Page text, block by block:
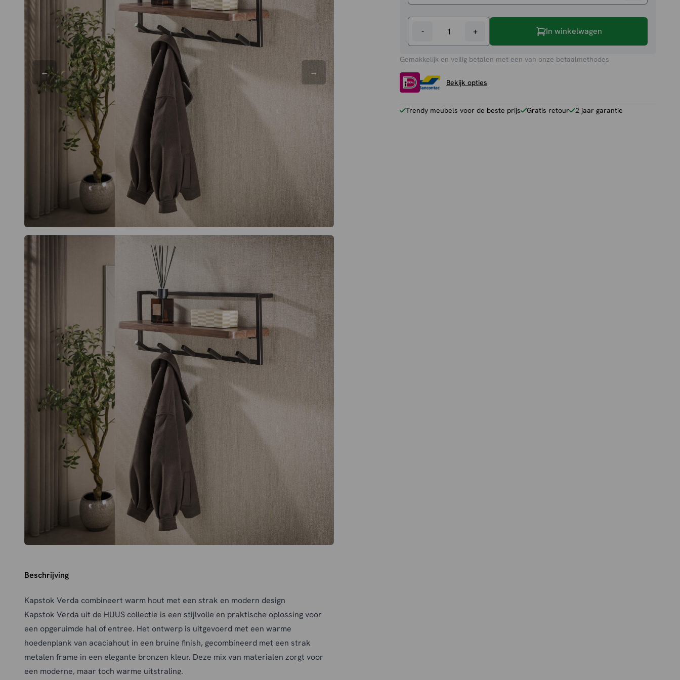
-
Verda
aantal
+ In winkelwagen
Gemakkelijk en veilig betalen met een van onze betaalmethodes
Bekijk opties
Trendy meubels voor de beste prijs Gratis retour 2 jaar garantie
Beschrijving
Kapstok Verda combineert warm hout met een strak en modern design
Kapstok Verda uit de HUUS collectie is een stijlvolle en praktische oplossing voor
een opgeruimde hal of entree. Het ontwerp is uitgevoerd met een warme
hoedenplank van acaciahout in een bruine finish, gecombineerd met een strak
metalen frame in een elegante bronzen kleur. Deze mix van materialen zorgt voor
een moderne, maar toch warme uitstraling.